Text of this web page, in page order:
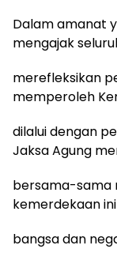
Dalam amanat
mengajak
merefleksikan
memperoleh
dilalui dengan
Jaksa Agung
bersama-sama
kemerdekaan
bangsa dan